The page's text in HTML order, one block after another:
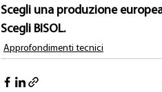
Scegli una produzione
Scegli BISOL.
Approfondimenti tecnici